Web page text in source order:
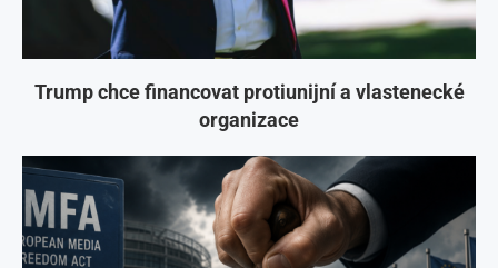
Trump chce financovat protiunijní a vlastenecké
organizace